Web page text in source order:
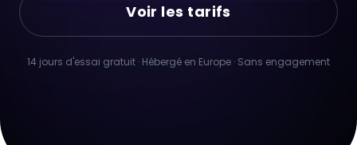
Voir les tarifs
14 jours d'essai gratuit · Hébergé en Europe · Sans engagement